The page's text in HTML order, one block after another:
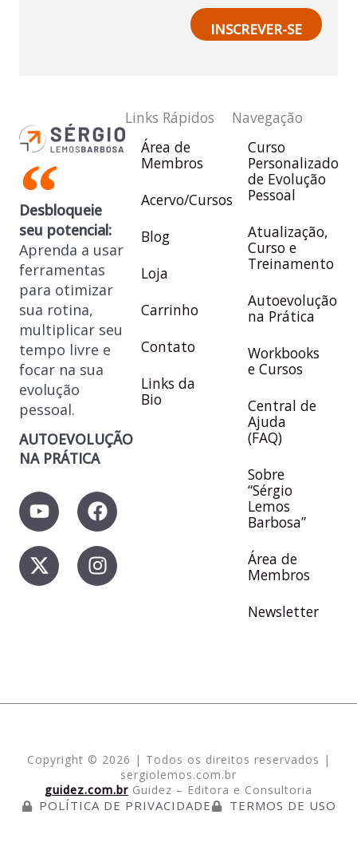
N
o
m
i
l
*
INSCREVER-SE
Desbloqueie
seu potencial:
Aprenda a usar
ferramentas
para otimizar
sua rotina,
multiplicar seu
tempo livre e
focar na sua
evolução
pessoal.
AUTOEVOLUÇÃO
NA PRÁTICA
Y
o
u
t
u
F
a
c
e
b
X
-
t
w
i
I
n
s
t
a
Links Rápidos
Área de
Membros
Acervo/Cursos
Blog
Loja
Carrinho
Contato
Links da
Bio
Navegação
Curso
Personalizado
de Evolução
Pessoal
Atualização,
Curso e
Treinamento
Autoevolução
na Prática
Workbooks
e Cursos
Central de
Ajuda
(FAQ)
Sobre
“Sérgio
Lemos
Barbosa”
Área de
Membros
Newsletter
Copyright © 2026 | Todos os direitos reservados |
sergiolemos.com.br
guidez.com.br Guidez – Editora e Consultoria
POLÍTICA DE PRIVACIDADE TERMOS DE USO